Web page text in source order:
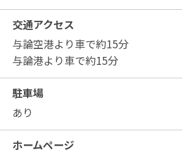
交通アクセス
与論空港より車で約15分
与論港より車で約15分
駐車場
あり
ホームページ